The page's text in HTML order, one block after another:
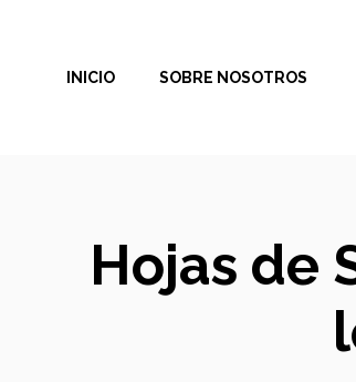
contenidoINICIO SOBRE NOSOTROS
Hojas de